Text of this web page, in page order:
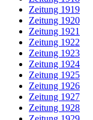
Zeitung 1919
Zeitung 1920
Zeitung 1921
Zeitung 1922
Zeitung 1923
Zeitung 1924
Zeitung 1925
Zeitung 1926
Zeitung 1927
Zeitung 1928